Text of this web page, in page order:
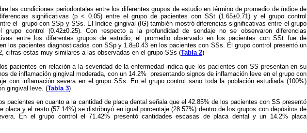
las condiciones periodontales entre los diferentes grupos de estudio en término de promedio de índice de
significativas (p < 0.05) entre el grupo de pacientes con SSt (1.65±0.71) y el grupo control
el grupo con SSp y SSs. El índice gingival (IG) también mostró diferencias significativas entre el grupo
grupo control (0.42±0.25). Con respecto a la profundidad de sondaje no se observaron diferencias
entre los diferentes grupos de estudio, el promedio observado en los pacientes con SSt fue de
los pacientes diagnosticados con SSp y 1.8±0.43 en los pacientes con SSs. El grupo control presentó un
cifras estas muy similares a las observadas en el grupo SSs (Tabla 2)
pacientes en relación a la severidad de la enfermedad indica que los pacientes con SS presentan en su
de inflamación gingival moderada, con un 14.2% presentando signos de inflamación leve en el grupo con
con inflamación severa en el grupo SSs. En el grupo control sano toda la población estudiada (100%)
gingival leve. (Tabla 3)
pacientes en cuanto a la cantidad de placa dental señala que el 42.85% de los pacientes con SS presentó
placa y el resto (57.14%) se distribuyó en igual porcentaje (28.57%) dentro de los grupos con depósitos de
En el grupo control el 71.42% presentó cantidades escasas de placa dental y un 14.2% placa